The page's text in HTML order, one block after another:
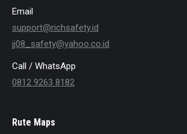
Email
support@richsafety.id
jj08_safety@yahoo.co.id
Call / WhatsApp
0812 9263 8182
Rute Maps